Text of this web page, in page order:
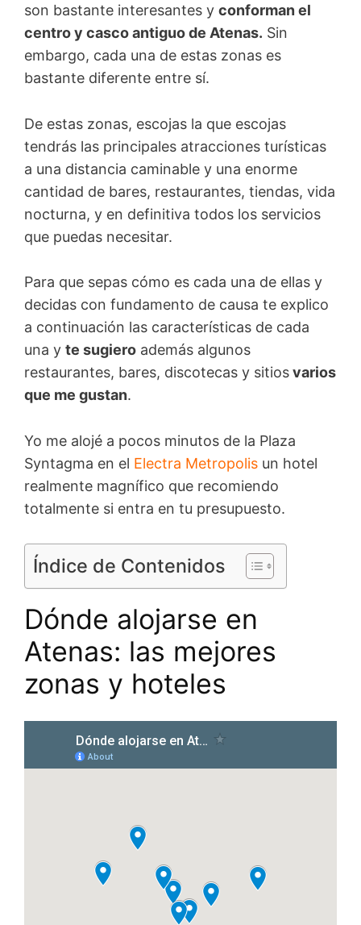
son bastante interesantes y conforman el
centro y casco antiguo de Atenas. Sin
embargo, cada una de estas zonas es
bastante diferente entre sí.
De estas zonas, escojas la que escojas
tendrás las principales atracciones turísticas
a una distancia caminable y una enorme
cantidad de bares, restaurantes, tiendas, vida
nocturna, y en definitiva todos los servicios
que puedas necesitar.
Para que sepas cómo es cada una de ellas y
decidas con fundamento de causa te explico
a continuación las características de cada
una y te sugiero además algunos
restaurantes, bares, discotecas y sitiosvarios
que me gustan.
Yo me alojé a pocos minutos de la Plaza
Syntagma en el Electra Metropolis un hotel
realmente magnífico que recomiendo
totalmente si entra en tu presupuesto.
Índice de Contenidos
Dónde alojarse en
Atenas: las mejores
zonas y hoteles